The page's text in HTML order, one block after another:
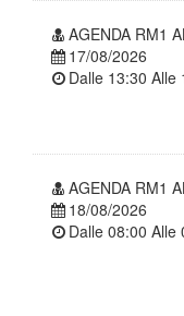
AGENDA RM1
17/08/2026
Dalle 13:30 Alle
AGENDA RM1
18/08/2026
Dalle 08:00 Alle